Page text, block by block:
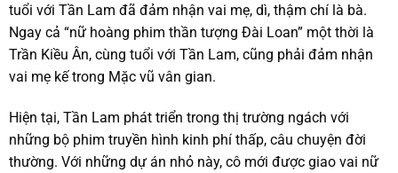
tuổi với Tần Lam đã đảm nhận vai mẹ, dì, thậm chí là bà.
Ngay cả “nữ hoàng phim thần tượng Đài Loan” một thời là
Trần Kiều Ân, cùng tuổi với Tần Lam, cũng phải đảm nhận
vai mẹ kế trong Mặc vũ vân gian.
Hiện tại, Tần Lam phát triển trong thị trường ngách với
những bộ phim truyền hình kinh phí thấp, câu chuyện đời
thường. Với những dự án nhỏ này, cô mới được giao vai nữ